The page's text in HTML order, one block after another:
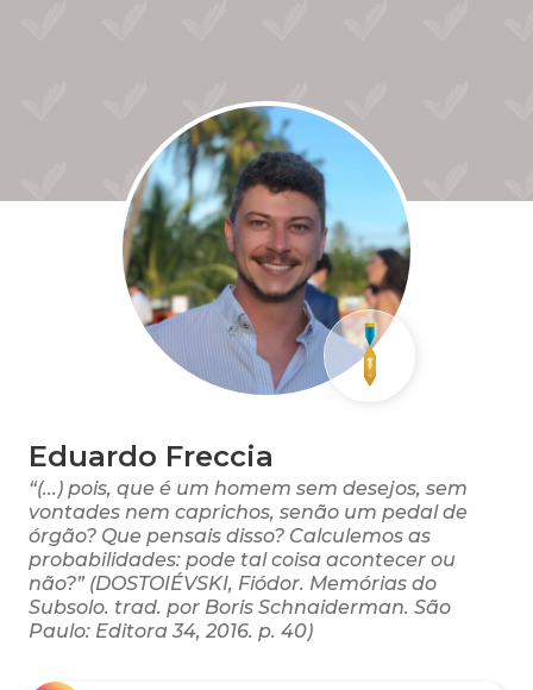
Eduardo Freccia
“(...) pois, que é um homem sem desejos, sem
vontades nem caprichos, senão um pedal de
órgão? Que pensais disso? Calculemos as
probabilidades: pode tal coisa acontecer ou
não?” (DOSTOIÉVSKI, Fiódor. Memórias do
Subsolo. trad. por Boris Schnaiderman. São
Paulo: Editora 34, 2016. p. 40)